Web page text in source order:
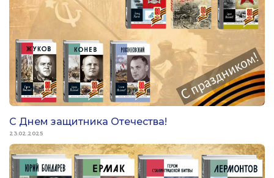
С Днем защитника Отечества!
23.02.2025